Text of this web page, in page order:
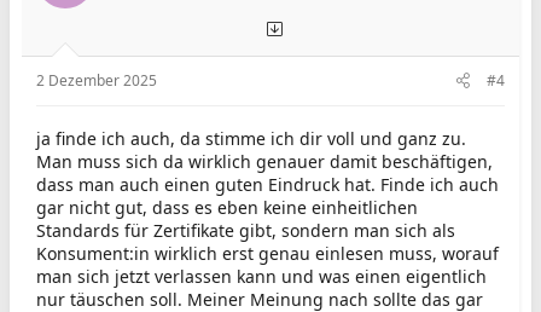
2 Dezember 2025 #4
ja finde ich auch, da stimme ich dir voll und ganz zu.
Man muss sich da wirklich genauer damit beschäftigen,
dass man auch einen guten Eindruck hat. Finde ich auch
gar nicht gut, dass es eben keine einheitlichen
Standards für Zertifikate gibt, sondern man sich als
Konsument:in wirklich erst genau einlesen muss, worauf
man sich jetzt verlassen kann und was einen eigentlich
nur täuschen soll. Meiner Meinung nach sollte das gar